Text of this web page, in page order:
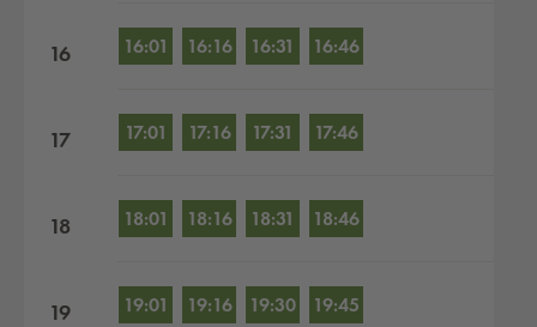
16 16:01 16:16 16:31 16:46
17 17:01 17:16 17:31 17:46
18 18:01 18:16 18:31 18:46
19 19:01 19:16 19:30 19:45